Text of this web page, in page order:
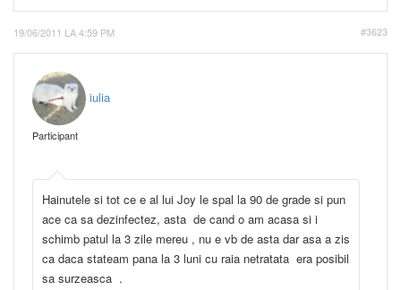
19/06/2011 LA 4:59 PM #3623
iulia
Participant
Hainutele si tot ce e al lui Joy le spal la 90 de grade si pun
ace ca sa dezinfectez, asta de cand o am acasa si i
schimb patul la 3 zile mereu , nu e vb de asta dar asa a zis
ca daca stateam pana la 3 luni cu raia netratata era posibil
sa surzeasca .